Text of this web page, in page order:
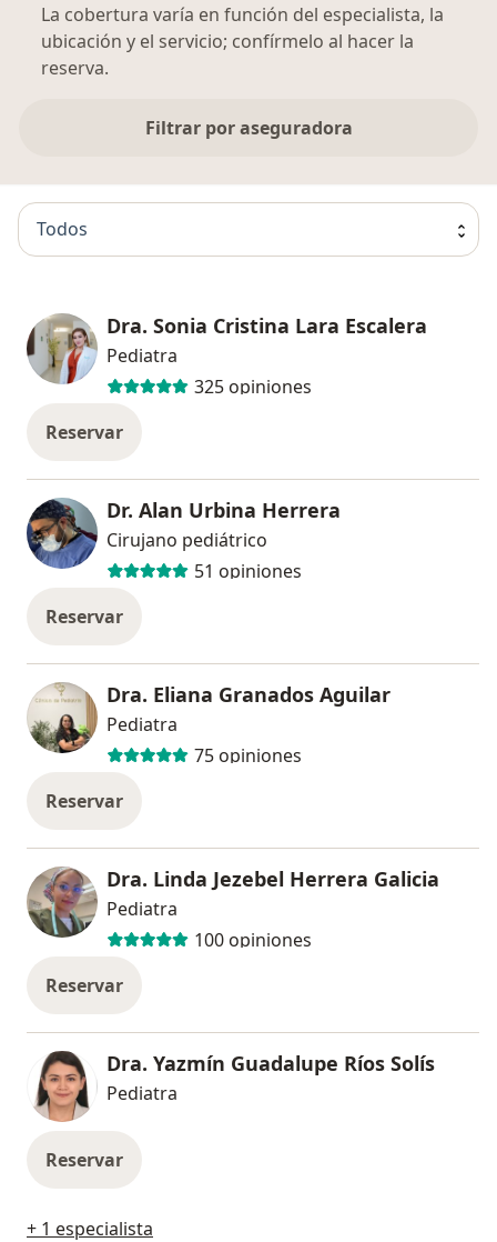
La cobertura varía en función del especialista, la
ubicación y el servicio; confírmelo al hacer la
reserva.
Filtrar por aseguradora
Todos
Dra. Sonia Cristina Lara Escalera
Pediatra
325 opiniones
Reservar
Dr. Alan Urbina Herrera
Cirujano pediátrico
51 opiniones
Reservar
Dra. Eliana Granados Aguilar
Pediatra
75 opiniones
Reservar
Dra. Linda Jezebel Herrera Galicia
Pediatra
100 opiniones
Reservar
Dra. Yazmín Guadalupe Ríos Solís
Pediatra
Reservar
+ 1 especialista